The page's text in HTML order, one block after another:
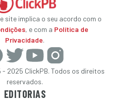
site implica o seu acordo com o
, e com a Política de
Privacidade.
2025 ClickPB. Todos os direitos
reservados.
EDITORIAS